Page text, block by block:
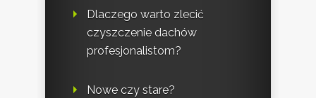
Dlaczego warto zlecić
czyszczenie dachów
profesjonalistom?
Nowe czy stare?